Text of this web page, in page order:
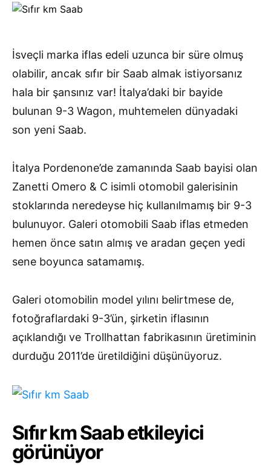
İsveçli marka iflas edeli uzunca bir süre olmuş
olabilir, ancak sıfır bir Saab almak istiyorsanız
hala bir şansınız var! İtalya’daki bir bayide
bulunan 9-3 Wagon, muhtemelen dünyadaki
son yeni Saab.
İtalya Pordenone’de zamanında Saab bayisi olan
Zanetti Omero & C isimli otomobil galerisinin
stoklarında neredeyse hiç kullanılmamış bir 9-3
bulunuyor. Galeri otomobili Saab iflas etmeden
hemen önce satın almış ve aradan geçen yedi
sene boyunca satamamış.
Galeri otomobilin model yılını belirtmese de,
fotoğraflardaki 9-3’ün, şirketin iflasının
açıklandığı ve Trollhattan fabrikasının üretiminin
durduğu 2011’de üretildiğini düşünüyoruz.
Sıfır km Saab etkileyici
görünüyor